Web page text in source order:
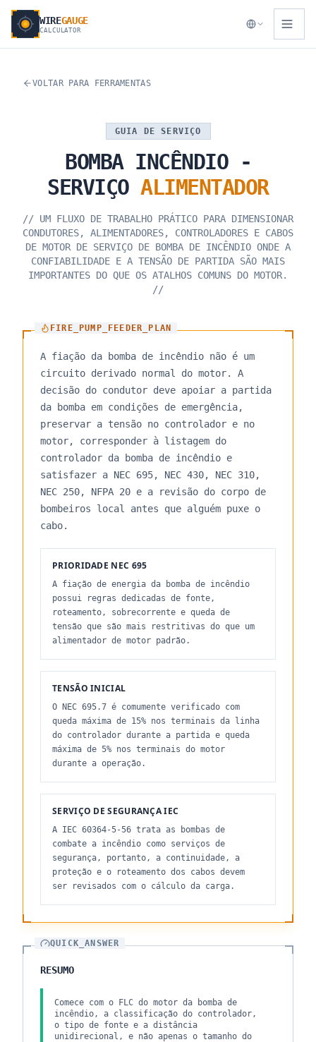
WIREGAUGE
CALCULATOR
VOLTAR PARA FERRAMENTAS
GUIA DE SERVIÇO
BOMBA INCÊNDIO -
SERVIÇO ALIMENTADOR
// UM FLUXO DE TRABALHO PRÁTICO PARA DIMENSIONAR
CONDUTORES, ALIMENTADORES, CONTROLADORES E CABOS
DE MOTOR DE SERVIÇO DE BOMBA DE INCÊNDIO ONDE A
CONFIABILIDADE E A TENSÃO DE PARTIDA SÃO MAIS
IMPORTANTES DO QUE OS ATALHOS COMUNS DO MOTOR.
//
FIRE_PUMP_FEEDER_PLAN
A fiação da bomba de incêndio não é um
circuito derivado normal do motor. A
decisão do condutor deve apoiar a partida
da bomba em condições de emergência,
preservar a tensão no controlador e no
motor, corresponder à listagem do
controlador da bomba de incêndio e
satisfazer a NEC 695, NEC 430, NEC 310,
NEC 250, NFPA 20 e a revisão do corpo de
bombeiros local antes que alguém puxe o
cabo.
PRIORIDADE NEC 695
A fiação de energia da bomba de incêndio
possui regras dedicadas de fonte,
roteamento, sobrecorrente e queda de
tensão que são mais restritivas do que um
alimentador de motor padrão.
TENSÃO INICIAL
O NEC 695.7 é comumente verificado com
queda máxima de 15% nos terminais da linha
do controlador durante a partida e queda
máxima de 5% nos terminais do motor
durante a operação.
SERVIÇO DE SEGURANÇA IEC
A IEC 60364-5-56 trata as bombas de
combate a incêndio como serviços de
segurança, portanto, a continuidade, a
proteção e o roteamento dos cabos devem
ser revisados ​​com o cálculo da carga.
QUICK_ANSWER
RESUMO
Comece com o FLC do motor da bomba de
incêndio, a classificação do controlador,
o tipo de fonte e a distância
unidirecional, e não apenas o tamanho do